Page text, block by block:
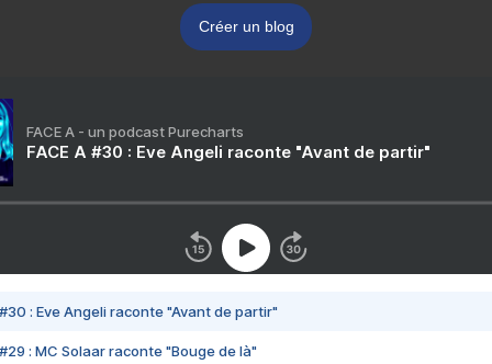
Créer un blog
FACE A - un podcast Purecharts
FACE A #30 : Eve Angeli raconte "Avant de partir"
#30 : Eve Angeli raconte "Avant de partir"
#29 : MC Solaar raconte "Bouge de là"